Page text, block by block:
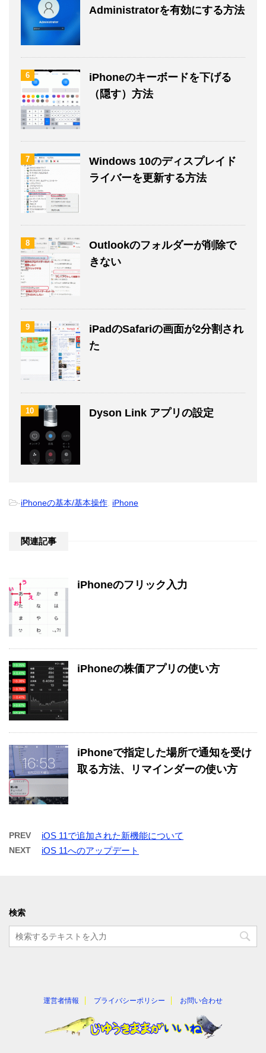
Administratorを有効にする方法
6
iPhoneのキーボードを下げる
（隠す）方法
7
Windows 10のディスプレイド
ライバーを更新する方法
8
Outlookのフォルダーが削除で
きない
9
iPadのSafariの画面が2分割され
た
10 Dyson Link アプリの設定
-iPhoneの基本/基本操作 iPhone
関連記事
iPhoneのフリック入力
iPhoneの株価アプリの使い方
iPhoneで指定した場所で通知を受け
取る方法、リマインダーの使い方
PREV iOS 11で追加された新機能について
NEXT iOS 11へのアップデート
検索
運営者情報 プライバシーポリシー お問い合わせ